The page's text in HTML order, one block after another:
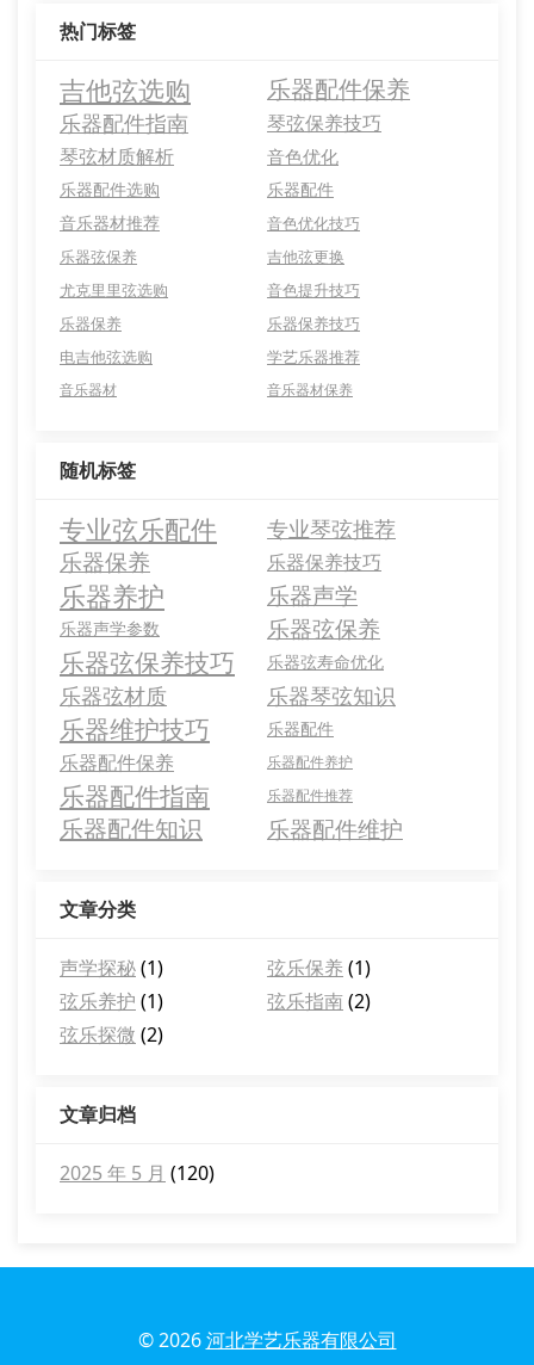
热门标签
吉他弦选购 乐器配件保养
乐器配件指南 琴弦保养技巧
琴弦材质解析 音色优化
乐器配件选购
乐器配件
音乐器材推荐
音色优化技巧
乐器弦保养
吉他弦更换
尤克里里弦选购
音色提升技巧
乐器保养
乐器保养技巧
电吉他弦选购
学艺乐器推荐
音乐器材 音乐器材保养
随机标签
专业弦乐配件 专业琴弦推荐
乐器保养 乐器保养技巧
乐器养护 乐器声学
乐器声学参数 乐器弦保养
乐器弦保养技巧 乐器弦寿命优化
乐器弦材质 乐器琴弦知识
乐器维护技巧 乐器配件
乐器配件保养 乐器配件养护
乐器配件指南 乐器配件推荐
乐器配件知识 乐器配件维护
文章分类
声学探秘(1) 弦乐保养 (1)
弦乐养护 (1) 弦乐指南(2)
弦乐探微 (2)
文章归档
2025 年 5 月 (120)
© 2026河北学艺乐器有限公司